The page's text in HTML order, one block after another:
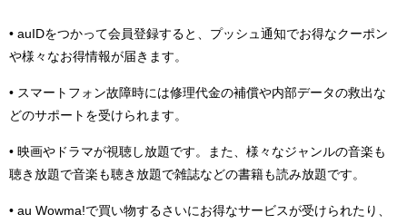
• auIDをつかって会員登録すると、プッシュ通知でお得なクーポン
や様々なお得情報が届きます。
• スマートフォン故障時には修理代金の補償や内部データの救出な
どのサポートを受けられます。
• 映画やドラマが視聴し放題です。また、様々なジャンルの音楽も
聴き放題で音楽も聴き放題で雑誌などの書籍も読み放題です。
• au Wowma!で買い物するさいにお得なサービスが受けられたり、